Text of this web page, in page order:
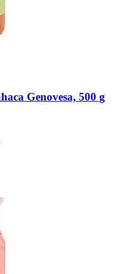
Genovesa, 500 g